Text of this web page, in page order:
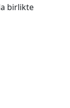
birlikte